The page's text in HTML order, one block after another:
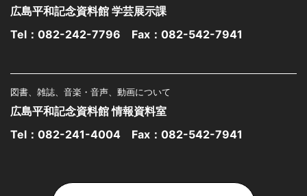
広島平和記念資料館 学芸展示課
Tel： 082-242-7796 Fax：082-542-7941
図書、雑誌、音楽・音声、動画について
広島平和記念資料館 情報資料室
Tel： 082-241-4004 Fax：082-542-7941